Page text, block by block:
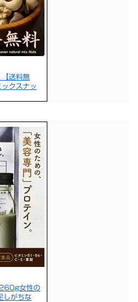
送料無
クスナッ
260g女性の
しがちな